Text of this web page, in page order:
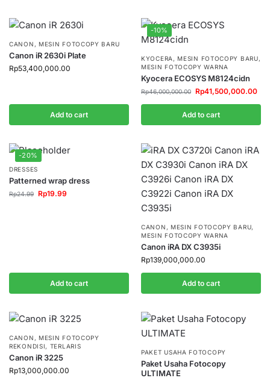
CANON , MESIN FOTOCOPY BARU
Canon iR 2630i Plate
Rp53,400,000.00
Add to cart
-10%
KYOCERA , MESIN FOTOCOPY BARU,
MESIN FOTOCOPY WARNA
Kyocera ECOSYS M8124cidn
Rp46,000,000.00 Rp41,500,000.00
Add to cart
-20%
DRESSES
Patterned wrap dress
Rp24.99 Rp19.99
Add to cart
CANON , MESIN FOTOCOPY BARU,
MESIN FOTOCOPY WARNA
Canon iRA DX C3935i
Rp139,000,000.00
Add to cart
CANON , MESIN FOTOCOPY
REKONDISI, TERLARIS
Canon iR 3225
Rp13,000,000.00
PAKET USAHA FOTOCOPY
Paket Usaha Fotocopy
ULTIMATE